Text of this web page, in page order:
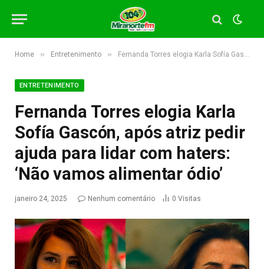
Home » Entretenimento » Fernanda Torres elogia Karla Sofía Gascón, após atriz pedir ajuda para lidar com haters: ‘Não vamos alimentar ódio’
ENTRETENIMENTO
Fernanda Torres elogia Karla
Sofía Gascón, após atriz pedir
ajuda para lidar com haters:
‘Não vamos alimentar ódio’
janeiro 24, 2025 Nenhum comentário 0 Visitas